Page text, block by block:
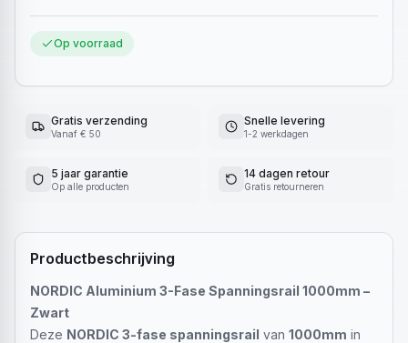
Op voorraad
Gratis verzending
Vanaf € 50
Snelle levering
1-2 werkdagen
5 jaar garantie
Op alle producten
14 dagen retour
Gratis retourneren
Productbeschrijving
NORDIC Aluminium 3-Fase Spanningsrail 1000mm –
Zwart
Deze NORDIC 3-fase spanningsrail van 1000mm in